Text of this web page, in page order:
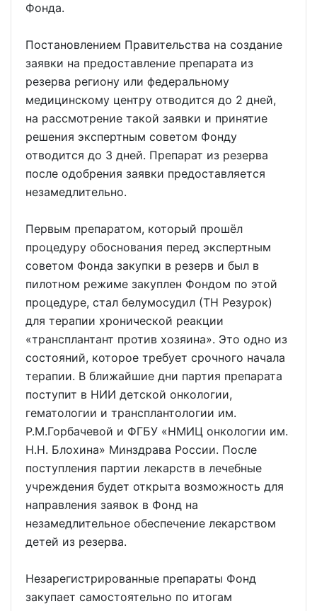
Фонда.
Постановлением Правительства на создание
заявки на предоставление препарата из
резерва региону или федеральному
медицинскому центру отводится до 2 дней,
на рассмотрение такой заявки и принятие
решения экспертным советом Фонду
отводится до 3 дней. Препарат из резерва
после одобрения заявки предоставляется
незамедлительно.
Первым препаратом, который прошёл
процедуру обоснования перед экспертным
советом Фонда закупки в резерв и был в
пилотном режиме закуплен Фондом по этой
процедуре, стал белумосудил (ТН Резурок)
для терапии хронической реакции
«трансплантант против хозяина». Это одно из
состояний, которое требует срочного начала
терапии. В ближайшие дни партия препарата
поступит в НИИ детской онкологии,
гематологии и трансплантологии им.
Р.М.Горбачевой и ФГБУ «НМИЦ онкологии им.
Н.Н. Блохина» Минздрава России. После
поступления партии лекарств в лечебные
учреждения будет открыта возможность для
направления заявок в Фонд на
незамедлительное обеспечение лекарством
детей из резерва.
Незарегистрированные препараты Фонд
закупает самостоятельно по итогам